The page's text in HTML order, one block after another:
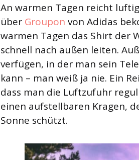
An warmen Tagen reicht
über Groupon von Adidas
warmen Tagen das Shirt der
schnell nach außen leiten.
verfügen, in der man sein
kann – man weiß ja nie. Ein
dass man die Luftzufuhr
einen aufstellbaren Kragen,
Sonne schützt.